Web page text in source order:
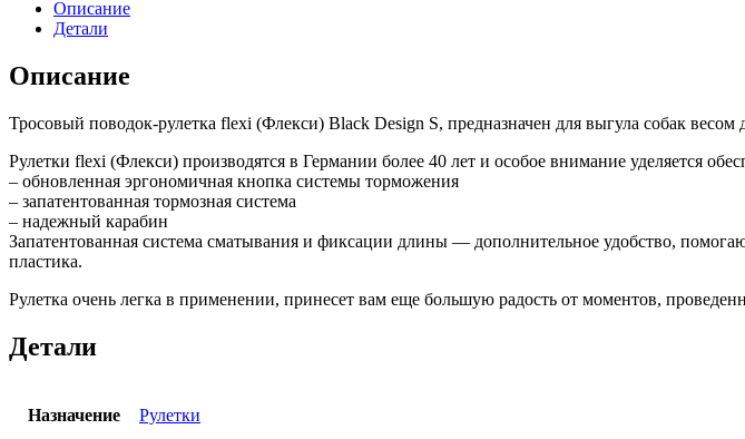
Описание
Детали
Описание
Тросовый поводок-рулетка flexi (Флекси) Black Design S, предназначен для выгула собак
Рулетки flexi (Флекси) производятся в Германии более 40 лет и особое внимание уделяется
– обновленная эргономичная кнопка системы торможения
– запатентованная тормозная система
– надежный карабин
Запатентованная система сматывания и фиксации длины — дополнительное удобство,
пластика.
Рулетка очень легка в применении, принесет вам еще большую радость от моментов,
Детали
Назначение Рулетки